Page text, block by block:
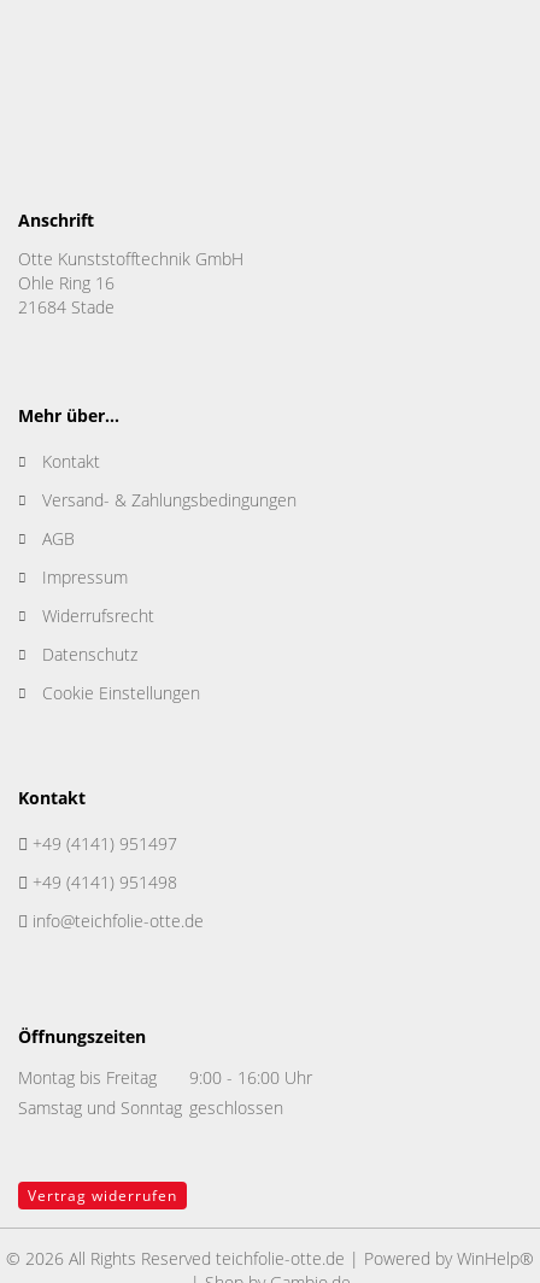
Anschrift
Otte Kunststofftechnik GmbH
Ohle Ring 16
21684 Stade
Mehr über...
Kontakt
Versand- & Zahlungsbedingungen
AGB
Impressum
Widerrufsrecht
Datenschutz
Cookie Einstellungen
Kontakt
+49 (4141) 951497
+49 (4141) 951498
info@teichfolie-otte.de
Öffnungszeiten
Montag bis Freitag
9:00 - 16:00 Uhr
Samstag und Sonntag geschlossen
Vertrag widerrufen
© 2026 All Rights Reserved teichfolie-otte.de | Powered byWinHelp®